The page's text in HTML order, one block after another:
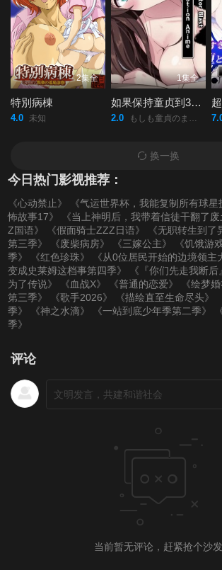
2集全
特別病棟
4.0 未知
1集全
如果保持童贞到30岁的话貌似可以成为魔法使
2.0 もしも童貞のまま30歳を迎えると魔法使いになれるとしたら/
换一换
今日热门影视推荐：
《心动禁止》 《气运世界杯，我能复制所有球星
怖故事17》
《当上神明后，我带着信徒干翻了废
Z国语》
《假面骑士ZZZ日语》
《无职转生到
第三季》
《废柴病房》 《三嫁公主》 《饥饿游
季》
《红色珍珠》 《从0位居民开始的边境领主
变成史莱姆这档事第四季》
《『你们先走我断
为了传说》
《血战X》 《普通的恋爱》 《绘梦婚
第三季》
《歌手2026》 《描绘直至生命尽头》
季》
《神之水滴》 《一站到底少年季第二季》
季》
评论
当前暂无评论，赶紧抢个沙发